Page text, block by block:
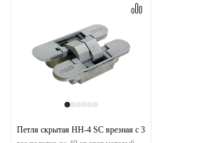
Петля скрытая HH-4 SC врезная с 3D-регулировкой